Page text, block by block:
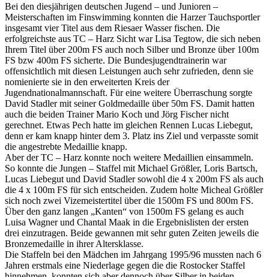
Bei den diesjährigen deutschen Jugend – und Junioren –
Meisterschaften im Finswimming konnten die Harzer Tauchsportler
insgesamt vier Titel aus dem Riesaer Wasser fischen. Die
erfolgreichste aus TC – Harz Sicht war Lisa Tegtow, die sich neben
Ihrem Titel über 200m FS auch noch Silber und Bronze über 100m
FS bzw 400m FS sicherte. Die Bundesjugendtrainerin war
offensichtlich mit diesen Leistungen auch sehr zufrieden, denn sie
nomienierte sie in den erweiterten Kreis der
Jugendnationalmannschaft. Für eine weitere Überraschung sorgte
David Stadler mit seiner Goldmedaille über 50m FS. Damit hatten
auch die beiden Trainer Mario Koch und Jörg Fischer nicht
gerechnet. Etwas Pech hatte im gleichen Rennen Lucas Liebegut,
denn er kam knapp hinter dem 3. Platz ins Ziel und verpasste somit
die angestrebte Medaillie knapp.
Aber der TC – Harz konnte noch weitere Medaillien einsammeln.
So konnte die Jungen – Staffel mit Michael Größler, Loris Bartsch,
Lucas Liebegut und David Stadler sowohl die 4 x 200m FS als auch
die 4 x 100m FS für sich entscheiden. Zudem holte Micheal Größler
sich noch zwei Vizemeistertitel über die 1500m FS und 800m FS.
Über den ganz langen „Kanten“ von 1500m FS gelang es auch
Luisa Wagner und Chantal Maak in die Ergebnislisten der ersten
drei einzutragen. Beide gewannen mit sehr guten Zeiten jeweils die
Bronzemedaille in ihrer Altersklasse.
Die Staffeln bei den Mädchen im Jahrgang 1995/96 mussten nach 6
Jahren erstmals eine Niederlage gegen die die Rostocker Staffel